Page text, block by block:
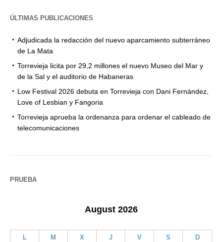
ÚLTIMAS PUBLICACIONES
Adjudicada la redacción del nuevo aparcamiento subterráneo
de La Mata
Torrevieja licita por 29,2 millones el nuevo Museo del Mar y
de la Sal y el auditorio de Habaneras
Low Festival 2026 debuta en Torrevieja con Dani Fernández,
Love of Lesbian y Fangoria
Torrevieja aprueba la ordenanza para ordenar el cableado de
telecomunicaciones
PRUEBA
August 2026
L M X J V S D